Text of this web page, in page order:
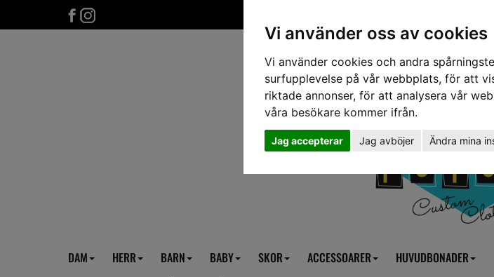
Vi använder oss av cookies
Vi använder cookies och andra
surfupplevelse på vår webbplats, för att
riktade annonser, för att analysera vår
våra besökare kommer ifrån.
Jag accepterar Jag avböjer Ändra mina
DAM HERR BARN BABY SKOR ACCESSOARER HUVUDBONADER